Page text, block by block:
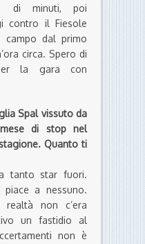
di minuti, poi
contro il Fiesole
campo dal primo
circa. Spero di
la gara con
Spal vissuto da
di stop nel
Quanto ti
tanto star fuori.
a nessuno.
non c’era
un fastidio al
non è